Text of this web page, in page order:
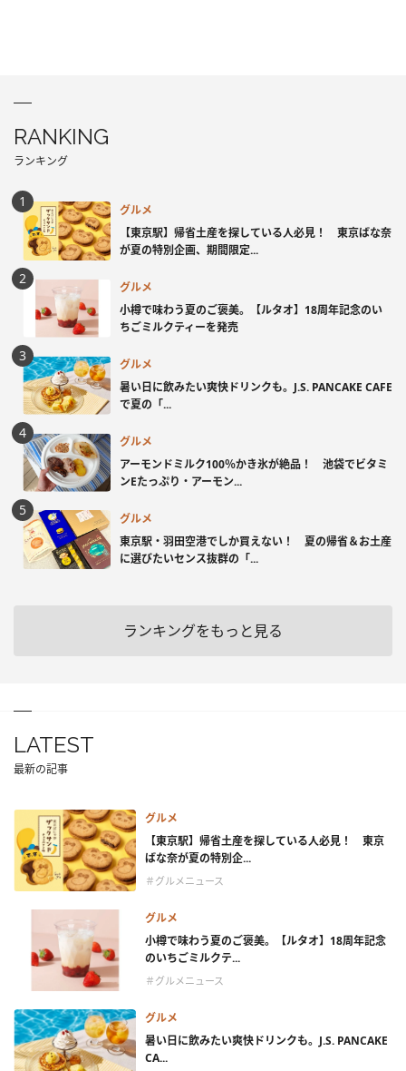
RANKING
ランキング
グルメ
【東京駅】帰省土産を探している人必見！ 東京ばな奈
が夏の特別企画、期間限定...
グルメ
小樽で味わう夏のご褒美。【ルタオ】18周年記念のい
ちごミルクティーを発売
グルメ
暑い日に飲みたい爽快ドリンクも。J.S. PANCAKE CAFE
で夏の「...
グルメ
アーモンドミルク100％かき氷が絶品！ 池袋でビタミ
ンEたっぷり・アーモン...
グルメ
東京駅・羽田空港でしか買えない！ 夏の帰省＆お土産
に選びたいセンス抜群の「...
ランキングをもっと見る
LATEST
最新の記事
グルメ
【東京駅】帰省土産を探している人必見！ 東京
ばな奈が夏の特別企...
＃グルメニュース
グルメ
小樽で味わう夏のご褒美。【ルタオ】18周年記念
のいちごミルクテ...
＃グルメニュース
グルメ
暑い日に飲みたい爽快ドリンクも。J.S. PANCAKE
CA...